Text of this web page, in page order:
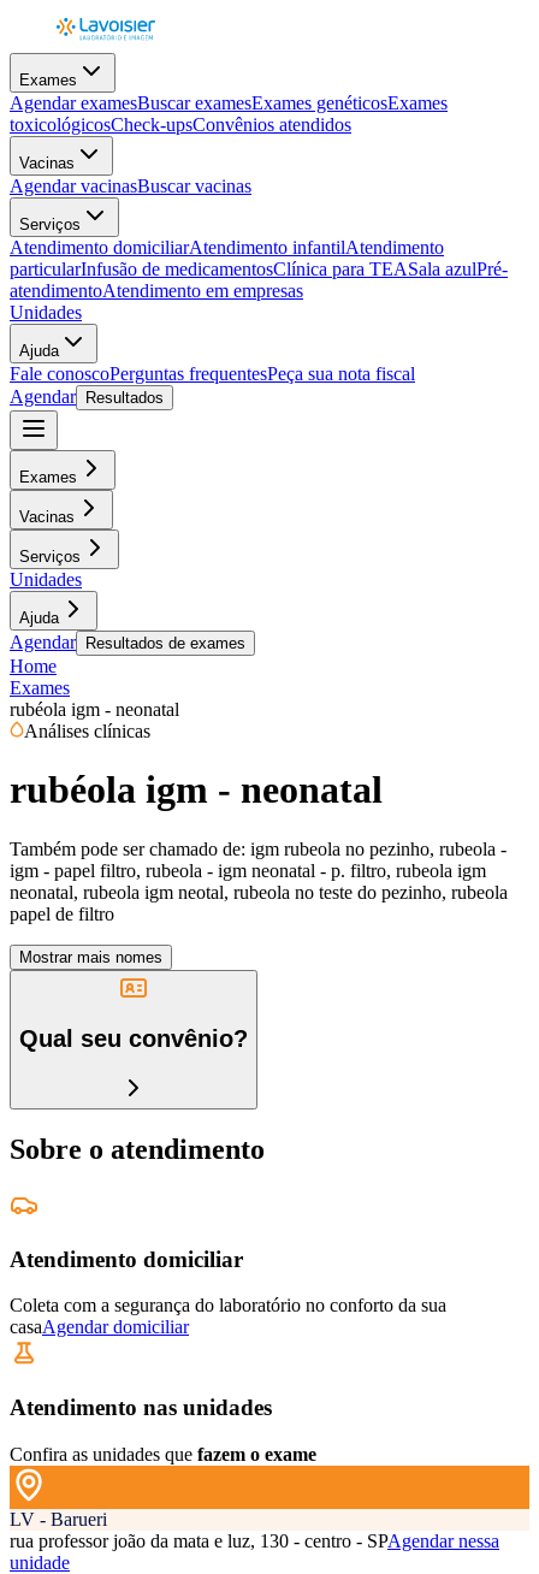
Exames
Agendar examesBuscar examesExames genéticosExames
toxicológicosCheck-upsConvênios atendidos
Vacinas
Agendar vacinasBuscar vacinas
Serviços
Atendimento domiciliarAtendimento infantilAtendimento
particularInfusão de medicamentosClínica para TEASala azulPré-
atendimentoAtendimento em empresas
Unidades
Ajuda
Fale conoscoPerguntas frequentesPeça sua nota fiscal
Agendar
Resultados
Exames
Vacinas
Serviços
Unidades
Ajuda
Agendar Resultados de exames
Home
Exames
rubéola igm - neonatal
Análises clínicas
rubéola igm - neonatal
Também pode ser chamado de: igm rubeola no pezinho, rubeola -
igm - papel filtro, rubeola - igm neonatal - p. filtro, rubeola igm
neonatal, rubeola igm neotal, rubeola no teste do pezinho, rubeola
papel de filtro
Mostrar mais nomes
Qual seu convênio?
Sobre o atendimento
Atendimento domiciliar
Coleta com a segurança do laboratório no conforto da sua
casaAgendar domiciliar
Atendimento nas unidades
Confira as unidades que fazem o exame
LV - Barueri
rua professor joão da mata e luz, 130 - centro - SPAgendar nessa
unidade